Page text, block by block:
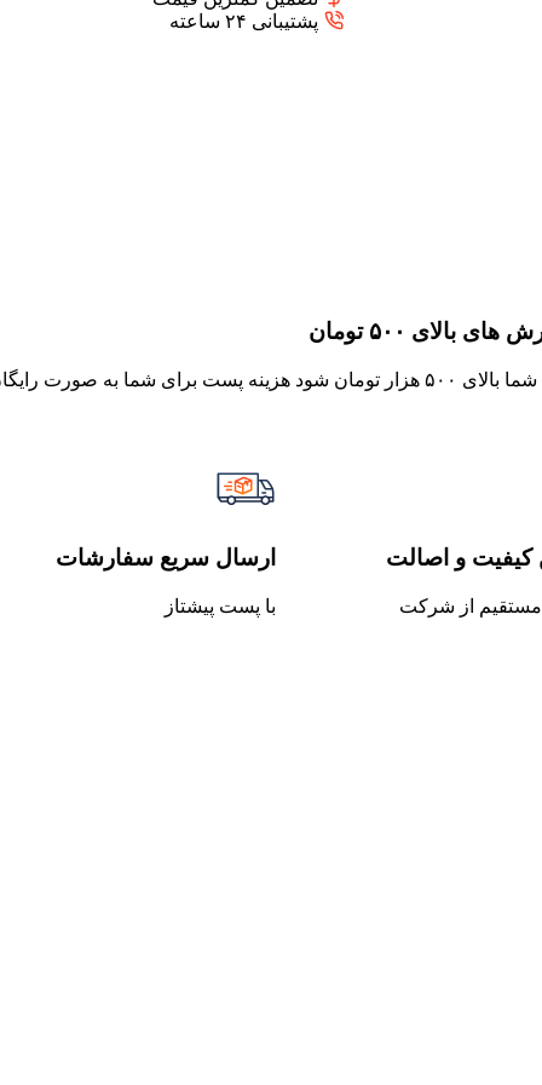
پشتیبانی ۲۴ ساعته
۵۰۰ تومان
چنان چه جمع صورت حساب شما بالای ۵۰۰ هزار تومان شود هزینه پست برای شما به صورت
کیفیت و اصالت
از شرکت
ارسال سریع سفارشات
با پست پیشتاز